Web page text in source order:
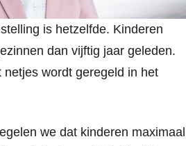
is hetzelfde. Kinderen
dan vijftig jaar geleden.
wordt geregeld in het
we dat kinderen maximaal